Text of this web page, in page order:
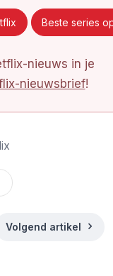
Beste series
nieuws in je
nieuwsbrief!
Volgend artikel